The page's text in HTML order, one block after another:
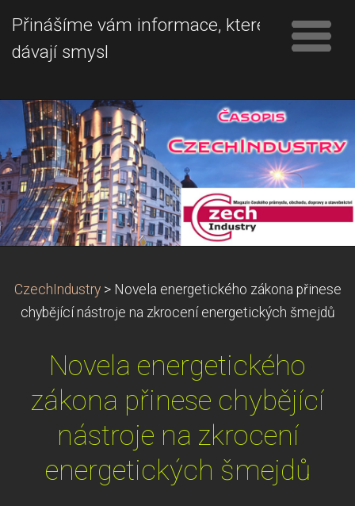
Přinášíme vám informace, které
dávají smysl
CzechIndustry > Novela energetického zákona přinese
chybějící nástroje na zkrocení energetických šmejdů
Novela energetického
zákona přinese chybějící
nástroje na zkrocení
energetických šmejdů